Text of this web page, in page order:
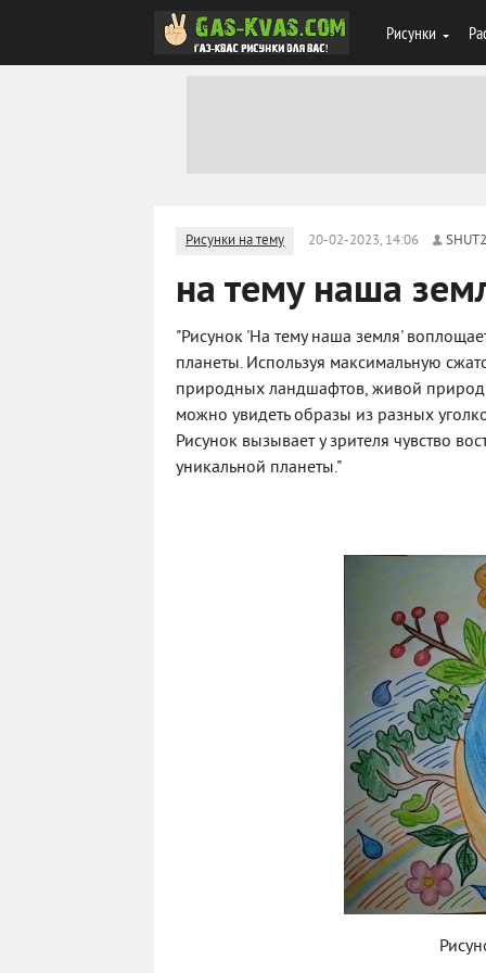
Рисунки
Рисунки на тему 20-02-2023, 14:06 SHUT2
на тему наша
"Рисунок 'На тему наша земля'
планеты. Используя максимальную
природных ландшафтов, живой
можно увидеть образы из разных
Рисунок вызывает у зрителя чувство
уникальной планеты."